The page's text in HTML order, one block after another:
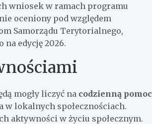
wniosek w ramach programu
oceniony pod względem
Samorządu Terytorialnego,
na edycję 2026.
mogły liczyć na codzienną pomoc
lokalnych społecznościach.
aktywności w życiu społecznym.